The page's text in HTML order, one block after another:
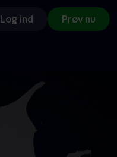
Log ind Prøv nu